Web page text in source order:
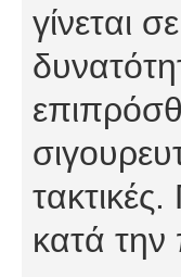
γίνεται
κατά